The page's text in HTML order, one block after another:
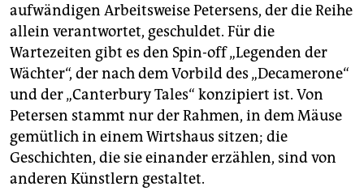
aufwändigen Arbeitsweise Petersens, der die Reihe
allein verantwortet, geschuldet. Für die
Wartezeiten gibt es den Spin-off „Legenden der
Wächter“, der nach dem Vorbild des „Decamerone“
und der „Canterbury Tales“ konzipiert ist. Von
Petersen stammt nur der Rahmen, in dem Mäuse
gemütlich in einem Wirtshaus sitzen; die
Geschichten, die sie einander erzählen, sind von
anderen Künstlern gestaltet.